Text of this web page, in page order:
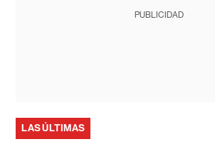
PUBLICIDAD
LAS ÚLTIMAS